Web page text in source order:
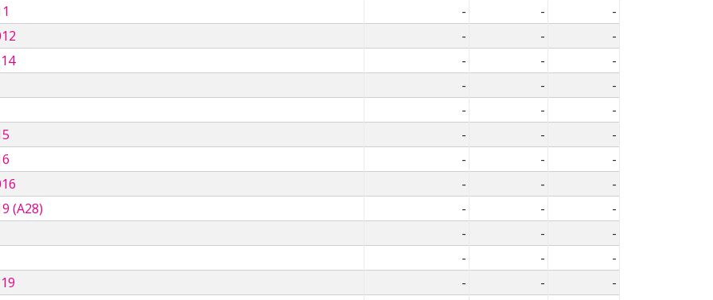
- -
-
- -
-
- -
-
-
-
-
-
-
-
- -
-
- -
-
- -
-
(A28)
- -
-
-
-
-
-
-
-
- -
-